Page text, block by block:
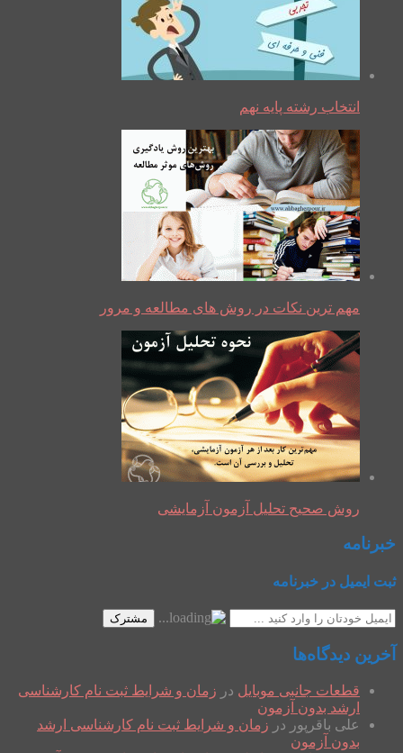
انتخاب رشته پایه نهم
مهم ترین نکات در روش های مطالعه و مرور
روش صحیح تحلیل آزمون آزمایشی
خبرنامه
ثبت ایمیل در خبرنامه
مشترک
آخرین دیدگاه‌ها
قطعات جانبی موبایل در زمان و شرایط ثبت نام کارشناسی
ارشد بدون آزمون
علی باقرپور در زمان و شرایط ثبت نام کارشناسی ارشد
بدون آزمون